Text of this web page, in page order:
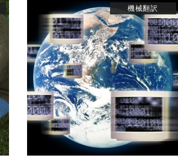
機械翻訳